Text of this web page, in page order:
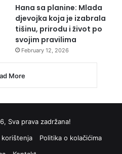
Hana sa planine: Mlada
djevojka koja je izabrala
tišinu, prirodu i život po
svojim pravilima
February 12, 2026
More
Sva prava zadržana!
korištenja
Politika o kolačićima